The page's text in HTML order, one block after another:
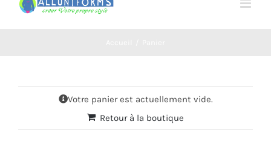
Votre panier est actuellement vide.
Retour à la boutique